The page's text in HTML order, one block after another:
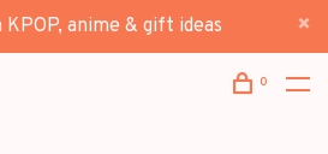
anime & gift ideas
0